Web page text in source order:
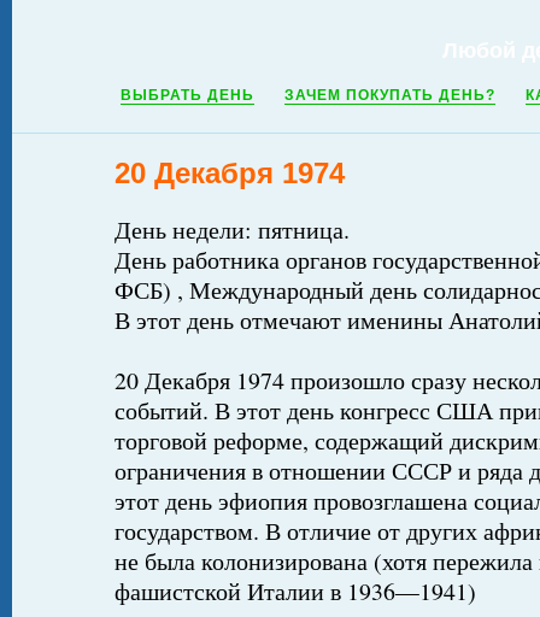
ВЫБРАТЬ ДЕНЬ ЗАЧЕМ ПОКУПАТЬ ДЕНЬ?
20 Декабря 1974
День недели: пятница.
День работника органов
ФСБ) , Международный день
В этот день отмечают именины
20 Декабря 1974 произошло сразу
событий. В этот день конгресс США
торговой реформе, содержащий
ограничения в отношении СССР и ряда
этот день эфиопия провозглашена
государством. В отличие от других
не была колонизирована (хотя
фашистской Италии в 1936—1941)